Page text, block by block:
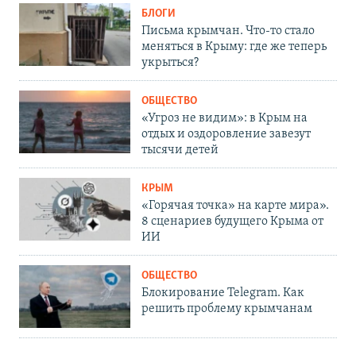
БЛОГИ
Письма крымчан. Что-то стало
меняться в Крыму: где же теперь
укрыться?
ОБЩЕСТВО
«Угроз не видим»: в Крым на
отдых и оздоровление завезут
тысячи детей
КРЫМ
«Горячая точка» на карте мира».
8 сценариев будущего Крыма от
ИИ
ОБЩЕСТВО
Блокирование Telegram. Как
решить проблему крымчанам